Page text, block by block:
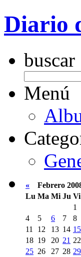
Diario
buscar
Menú
« Febrero
Lu Ma Mi Ju Vi
1
4
5 6 7 8
11
12 13 14 15
18 19 20 21 22
25 26 27 28 29